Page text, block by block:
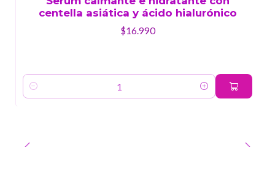
centella asiática y ácido hialurónico
$16.990
Cantidad